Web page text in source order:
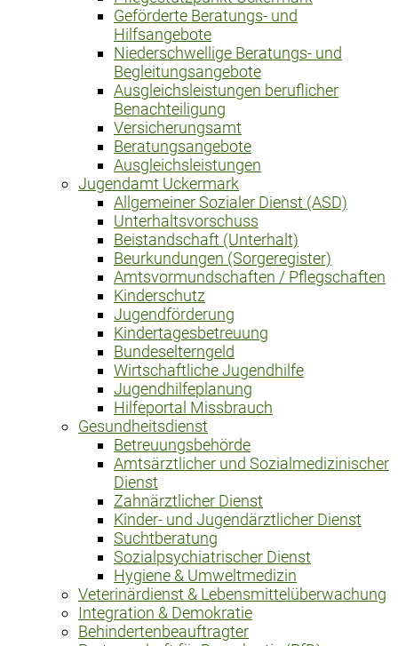
Geförderte Beratungs- und
Hilfsangebote
Niederschwellige Beratungs- und
Begleitungsangebote
Ausgleichsleistungen beruflicher
Benachteiligung
Versicherungsamt
Beratungsangebote
Ausgleichsleistungen
Jugendamt Uckermark
Allgemeiner Sozialer Dienst (ASD)
Unterhaltsvorschuss
Beistandschaft (Unterhalt)
Beurkundungen (Sorgeregister)
Amtsvormundschaften / Pflegschaften
Kinderschutz
Jugendförderung
Kindertagesbetreuung
Bundeselterngeld
Wirtschaftliche Jugendhilfe
Jugendhilfeplanung
Hilfeportal Missbrauch
Gesundheitsdienst
Betreuungsbehörde
Amtsärztlicher und Sozialmedizinischer
Dienst
Zahnärztlicher Dienst
Kinder- und Jugendärztlicher Dienst
Suchtberatung
Sozialpsychiatrischer Dienst
Hygiene & Umweltmedizin
Veterinärdienst & Lebensmittelüberwachung
Integration & Demokratie
Behindertenbeauftragter